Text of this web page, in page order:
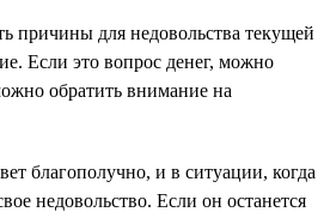
причины для недовольства текущей
Если это вопрос денег, можно
обратить внимание на
благополучно, и в ситуации, когда
недовольство. Если он останется